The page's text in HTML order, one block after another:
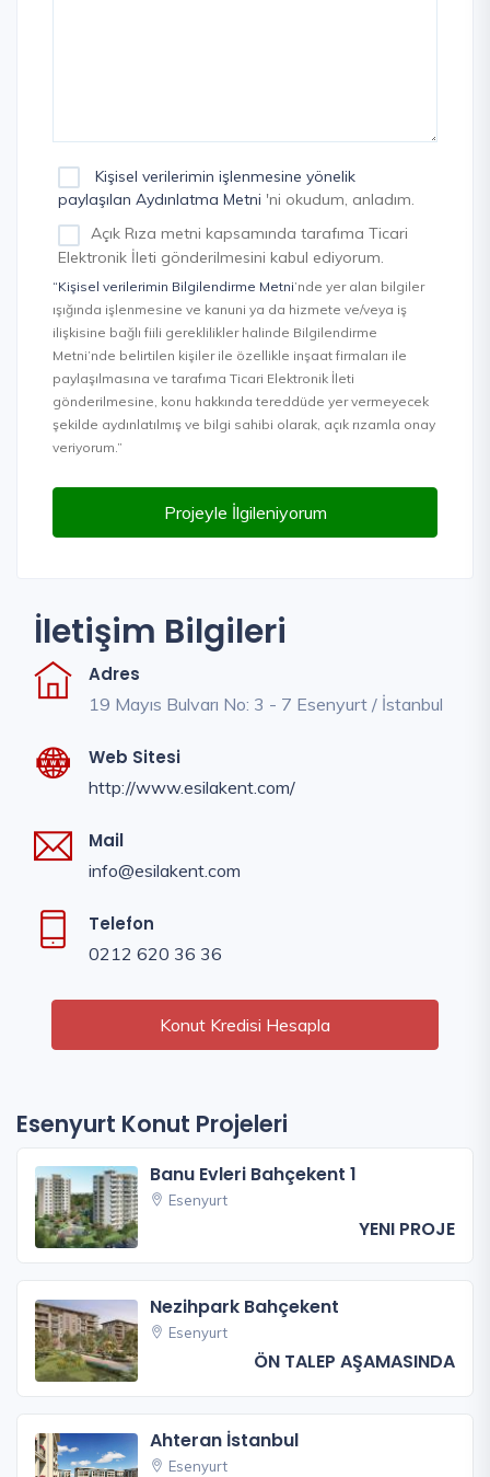
Kişisel verilerimin işlenmesine yönelik
paylaşılan Aydınlatma Metni 'ni okudum, anladım.
Açık Rıza metni kapsamında tarafıma Ticari
Elektronik İleti gönderilmesini kabul ediyorum.
“Kişisel verilerimin Bilgilendirme Metni’nde yer alan bilgiler
ışığında işlenmesine ve kanuni ya da hizmete ve/veya iş
ilişkisine bağlı fiili gereklilikler halinde Bilgilendirme
Metni’nde belirtilen kişiler ile özellikle inşaat firmaları ile
paylaşılmasına ve tarafıma Ticari Elektronik İleti
gönderilmesine, konu hakkında tereddüde yer vermeyecek
şekilde aydınlatılmış ve bilgi sahibi olarak, açık rızamla onay
veriyorum.”
Projeyle İlgileniyorum
İletişim Bilgileri
Adres
19 Mayıs Bulvarı No: 3 - 7 Esenyurt / İstanbul
Web Sitesi
http://www.esilakent.com/
Mail
info@esilakent.com
Telefon
0212 620 36 36
Konut Kredisi Hesapla
Esenyurt Konut Projeleri
Banu Evleri Bahçekent 1
Esenyurt
YENI PROJE
Nezihpark Bahçekent
Esenyurt
ÖN TALEP AŞAMASINDA
Ahteran İstanbul
Esenyurt